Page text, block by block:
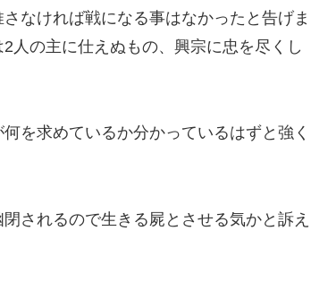
なければ戦になる事はなかったと告げま
人の主に仕えぬもの、興宗に忠を尽くし
を求めているか分かっているはずと強く
されるので生きる屍とさせる気かと訴え